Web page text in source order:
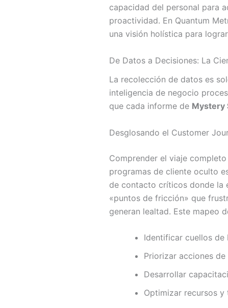
capacidad del personal para
proactividad. En Quantum
una visión holística para
De Datos a Decisiones: La
La recolección de datos es
inteligencia de negocio
que cada informe de Mystery
Desglosando el Customer
Comprender el viaje
programas de cliente oculto
de contacto críticos donde la
«puntos de fricción» que
generan lealtad. Este mapeo
Identificar cuellos de
Priorizar acciones
Desarrollar
Optimizar recursos